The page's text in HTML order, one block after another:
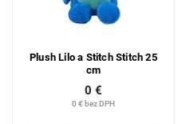
Plush Lilo a Stitch Stitch 25
cm
0 € bez DPH
0 €